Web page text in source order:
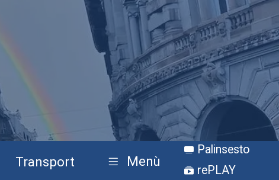
Transport Menù
Palinsesto
rePLAY